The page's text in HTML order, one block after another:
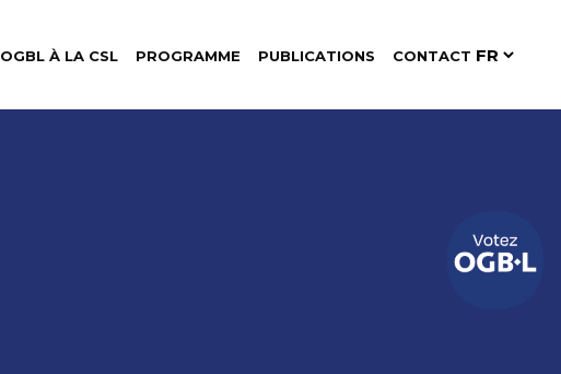
OGBL À LA CSL PROGRAMME PUBLICATIONS CONTACT